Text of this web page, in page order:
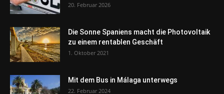
20. Februar 2026
Die Sonne Spaniens macht die Photovoltaik
zu einem rentablen Geschäft
1. Oktober 2021
Mit dem Bus in Málaga unterwegs
22. Februar 2024